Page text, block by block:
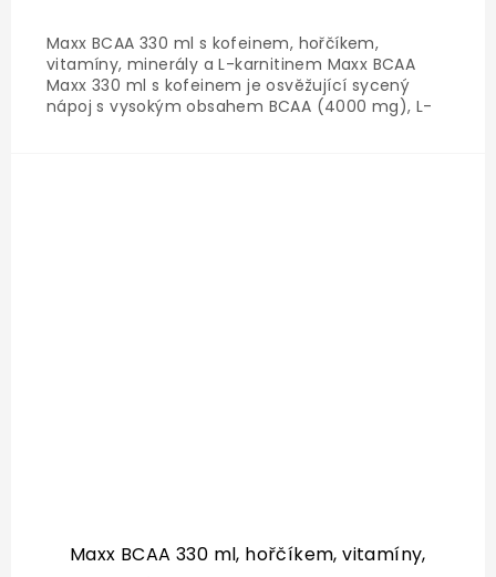
Maxx BCAA 330 ml s kofeinem, hořčíkem,
vitamíny, minerály a L-karnitinem Maxx BCAA
Maxx 330 ml s kofeinem je osvěžující sycený
nápoj s vysokým obsahem BCAA (4000 mg), L-
Maxx BCAA 330 ml, hořčíkem, vitamíny,